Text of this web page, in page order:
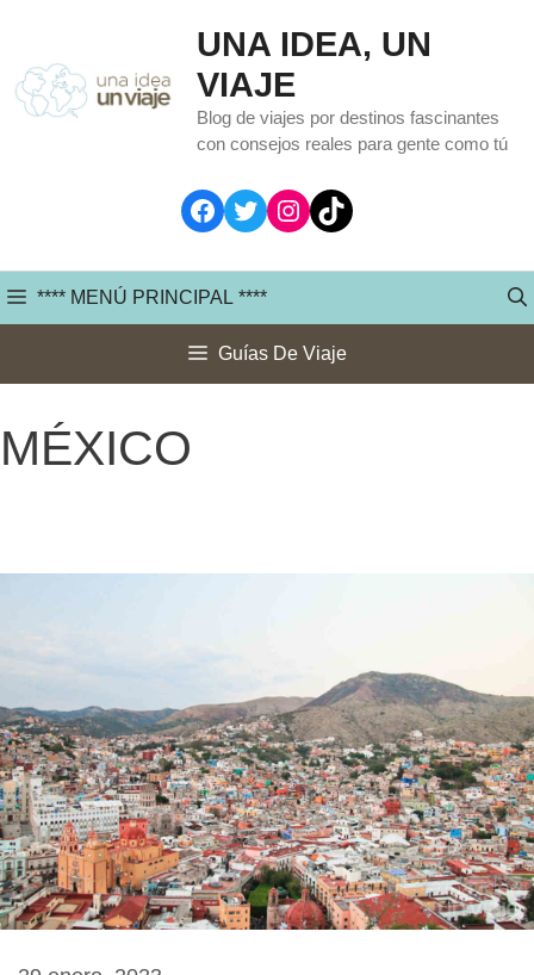
contenido
UNA IDEA, UN
VIAJE
Blog de viajes por destinos fascinantes
con consejos reales para gente como tú
Facebook
TwitterInstagram
TikTok
**** MENÚ PRINCIPAL ****
Guías De Viaje
MÉXICO